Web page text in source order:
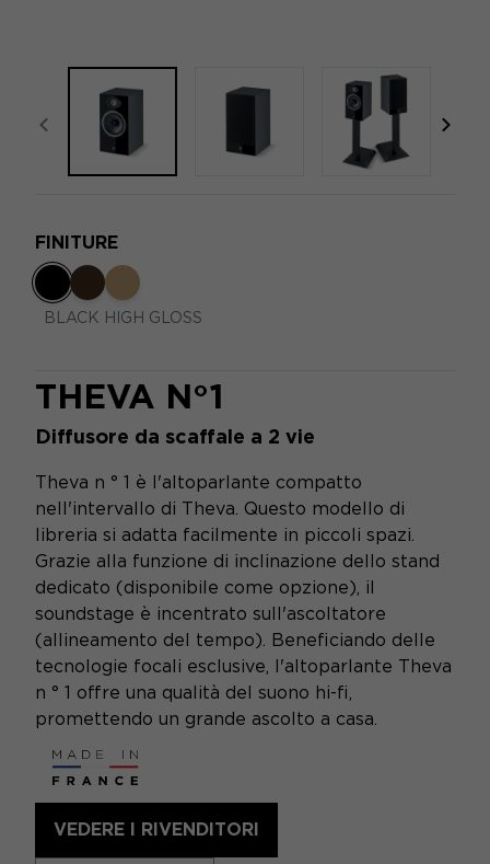
focal-naim-frontent::misc.prev_label
THEVA N°1
Diffusore da scaffale a 2 vie
Theva n ° 1 è l'altoparlante compatto
nell'intervallo di Theva. Questo modello di
libreria si adatta facilmente in piccoli spazi.
Grazie alla funzione di inclinazione dello stand
dedicato (disponibile come opzione), il
soundstage è incentrato sull'ascoltatore
(allineamento del tempo). Beneficiando delle
tecnologie focali esclusive, l'altoparlante Theva
n ° 1 offre una qualità del suono hi-fi,
promettendo un grande ascolto a casa.
FINITURE
BLACK HIGH GLOSS
VEDERE I RIVENDITORI